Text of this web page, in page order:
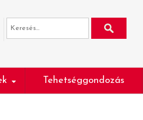
Tehetséggondozás